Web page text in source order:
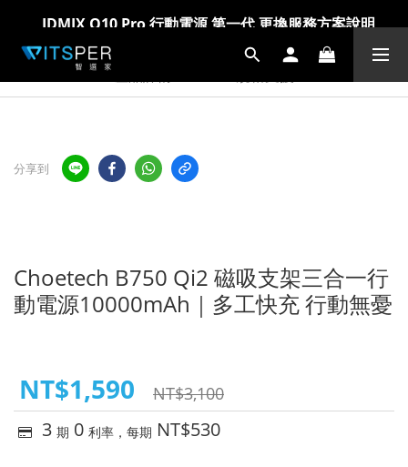
爸氣科技禮物節!精選科技好物5折起 >> 馬上選購
爸氣科技禮物節!精選科技好物5折起 >> 馬上選購
分享到
Choetech B750 Qi2 磁吸支架三合一行
動電源10000mAh｜多工快充 行動無憂
NT$3,100
NT$1,590
3 期 0 利率，每期 NT$530